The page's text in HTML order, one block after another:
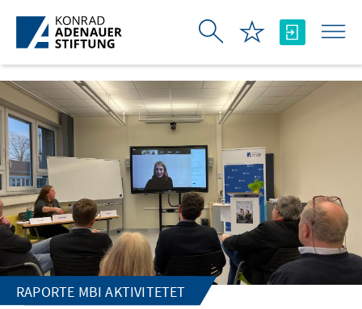
Skip to Main Content
RAPORTE MBI AKTIVITETET